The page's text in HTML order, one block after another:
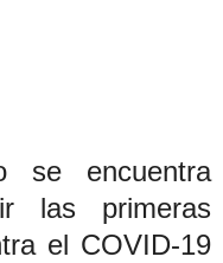
se encuentra
las primeras
el COVID-19